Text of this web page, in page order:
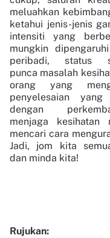
meluahkan
ketahui jenis-jenis
intensiti yang
mungkin
peribadi, status
punca masalah
orang yang
penyelesaian
dengan
menjaga
mencari cara
Jadi, jom kita
dan minda kita!
Rujukan: